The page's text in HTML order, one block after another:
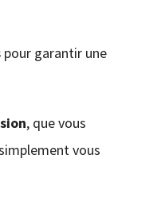
pour garantir une
, que vous
vous